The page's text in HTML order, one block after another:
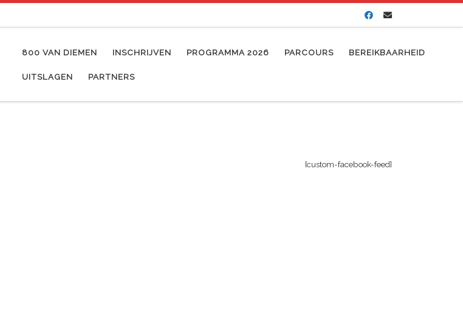
800 VAN DIEMEN INSCHRIJVEN PROGRAMMA 2026 PARCOURS BEREIKBAARHEID
UITSLAGEN PARTNERS
[custom-facebook-feed]